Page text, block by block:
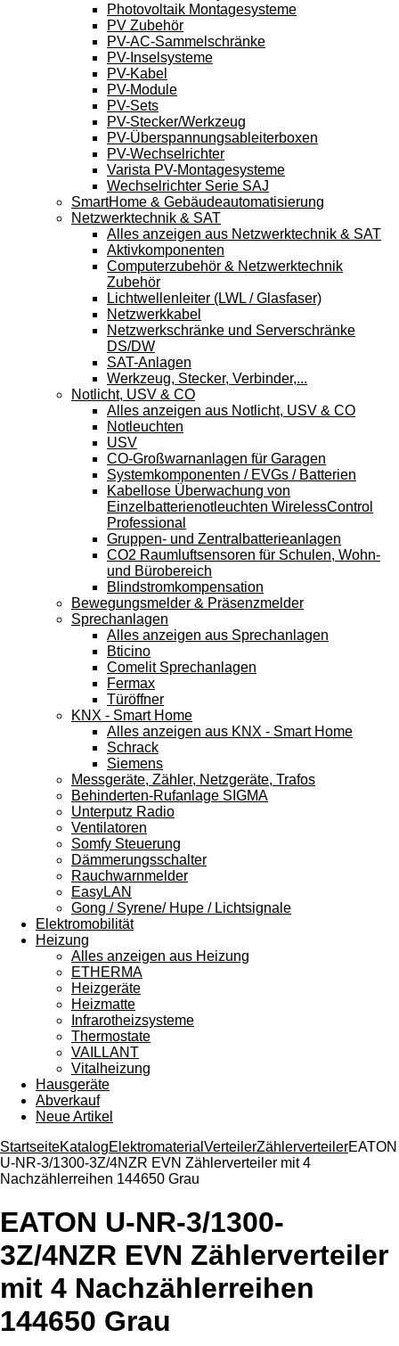
Photovoltaik Montagesysteme
PV Zubehör
PV-AC-Sammelschränke
PV-Inselsysteme
PV-Kabel
PV-Module
PV-Sets
PV-Stecker/Werkzeug
PV-Überspannungsableiterboxen
PV-Wechselrichter
Varista PV-Montagesysteme
Wechselrichter Serie SAJ
SmartHome & Gebäudeautomatisierung
Netzwerktechnik & SAT
Alles anzeigen aus Netzwerktechnik & SAT
Aktivkomponenten
Computerzubehör & Netzwerktechnik
Zubehör
Lichtwellenleiter (LWL / Glasfaser)
Netzwerkkabel
Netzwerkschränke und Serverschränke
DS/DW
SAT-Anlagen
Werkzeug, Stecker, Verbinder,...
Notlicht, USV & CO
Alles anzeigen aus Notlicht, USV & CO
Notleuchten
USV
CO-Großwarnanlagen für Garagen
Systemkomponenten / EVGs / Batterien
Kabellose Überwachung von
Einzelbatterienotleuchten WirelessControl
Professional
Gruppen- und Zentralbatterieanlagen
CO2 Raumluftsensoren für Schulen, Wohn-
und Bürobereich
Blindstromkompensation
Bewegungsmelder & Präsenzmelder
Sprechanlagen
Alles anzeigen aus Sprechanlagen
Bticino
Comelit Sprechanlagen
Fermax
Türöffner
KNX - Smart Home
Alles anzeigen aus KNX - Smart Home
Schrack
Siemens
Messgeräte, Zähler, Netzgeräte, Trafos
Behinderten-Rufanlage SIGMA
Unterputz Radio
Ventilatoren
Somfy Steuerung
Dämmerungsschalter
Rauchwarnmelder
EasyLAN
Gong / Syrene/ Hupe / Lichtsignale
Elektromobilität
Heizung
Alles anzeigen aus Heizung
ETHERMA
Heizgeräte
Heizmatte
Infrarotheizsysteme
Thermostate
VAILLANT
Vitalheizung
Hausgeräte
Abverkauf
Neue Artikel
StartseiteKatalogElektromaterial VerteilerZählerverteilerEATON
U-NR-3/1300-3Z/4NZR EVN Zählerverteiler mit 4
Nachzählerreihen 144650 Grau
EATON U-NR-3/1300-
3Z/4NZR EVN Zählerverteiler
mit 4 Nachzählerreihen
144650 Grau